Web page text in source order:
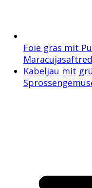
Foie gras mit
Kabeljau mit